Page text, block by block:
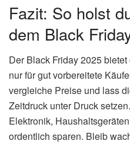
Fazit: So holst
dem Black
Der Black Friday 2025
nur für gut vorbereitete
vergleiche Preise und lass
Zeitdruck unter Druck
Elektronik,
ordentlich sparen. Bleib